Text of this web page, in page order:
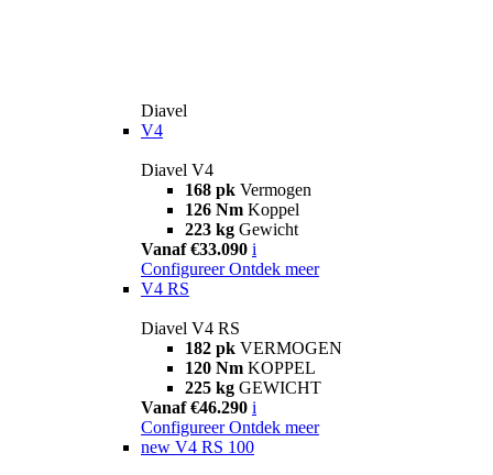
Diavel
V4
Diavel V4
168 pk Vermogen
126 Nm Koppel
223 kg Gewicht
Vanaf €33.090 i
Configureer Ontdek meer
V4 RS
Diavel V4 RS
182 pk VERMOGEN
120 Nm KOPPEL
225 kg GEWICHT
Vanaf €46.290 i
Configureer Ontdek meer
new V4 RS 100